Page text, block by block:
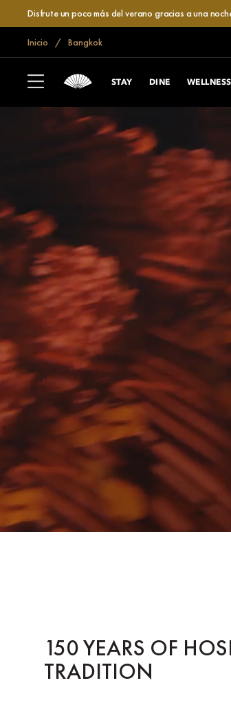
Disfrute un poco más del verano gracias a una
Inicio Bangkok
STAY DINE WELLNESS
150 YEARS OF
TRADITION